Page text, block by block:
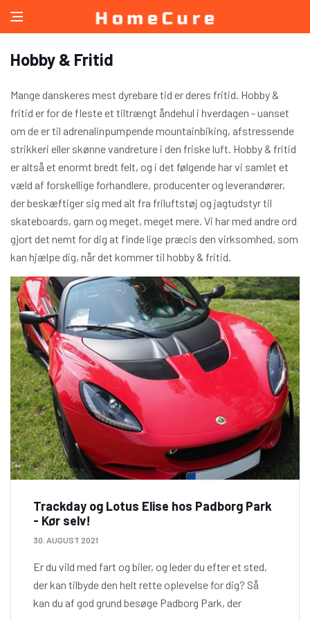
Hobby & Fritid
Mange danskeres mest dyrebare tid er deres fritid. Hobby &
fritid er for de fleste et tiltrængt åndehul i hverdagen - uanset
om de er til adrenalinpumpende mountainbiking, afstressende
strikkeri eller skønne vandreture i den friske luft. Hobby & fritid
er altså et enormt bredt felt, og i det følgende har vi samlet et
væld af forskellige forhandlere, producenter og leverandører,
der beskæftiger sig med alt fra friluftstøj og jagtudstyr til
skateboards, garn og meget, meget mere. Vi har med andre ord
gjort det nemt for dig at finde lige præcis den virksomhed, som
kan hjælpe dig, når det kommer til hobby & fritid.
Trackday og Lotus Elise hos Padborg Park
- Kør selv!
30. AUGUST 2021
Er du vild med fart og biler, og leder du efter et sted,
der kan tilbyde den helt rette oplevelse for dig? Så
kan du af god grund besøge Padborg Park, der